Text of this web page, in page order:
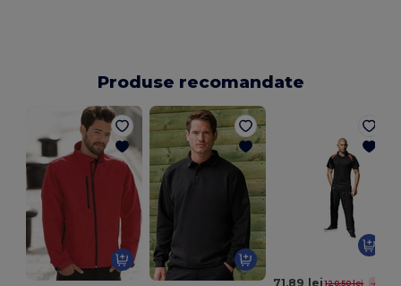
Produse recomandate
71,89 lei 120,50 lei -40%